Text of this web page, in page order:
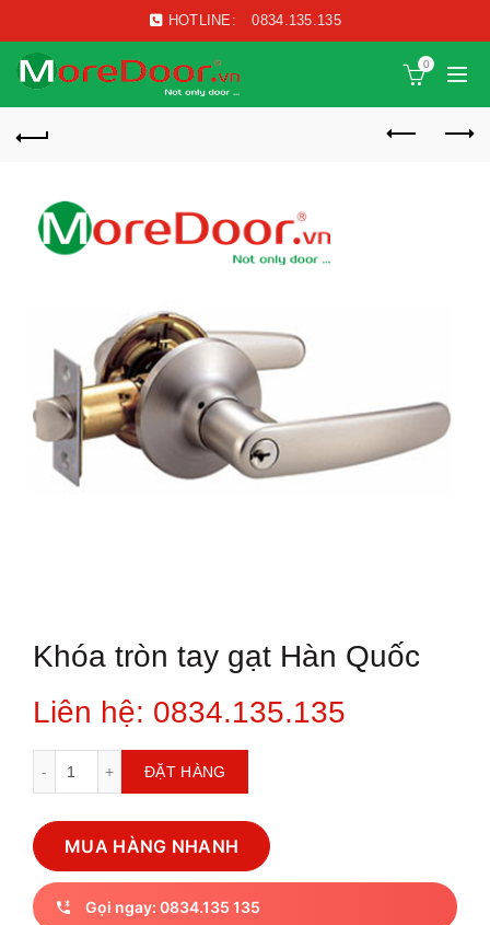
HOTLINE: 0834.135.135
0
Khóa tròn tay gạt Hàn Quốc
Liên hệ: 0834.135.135
Khóa tròn tay gạt Hàn Quốc số lượng
ĐẶT HÀNG
MUA HÀNG NHANH
Gọi ngay: 0834.135 135